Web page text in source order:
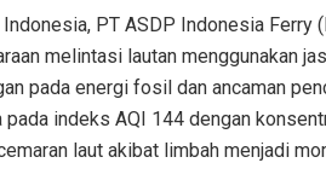
PT ASDP Indonesia Ferry
melintasi lautan menggunakan
pada energi fosil dan ancaman
indeks AQI 144 dengan
laut akibat limbah menjadi